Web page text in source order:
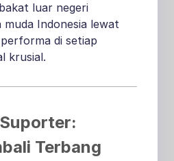
luar negeri
muda Indonesia lewat
di setiap
krusial.
Terbang